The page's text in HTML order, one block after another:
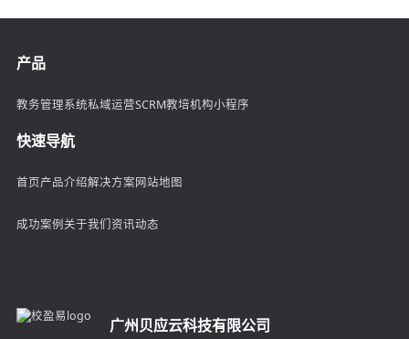
产品
教务管理系统私域运营SCRM教培机构小程序
快速导航
首页产品介绍解决方案网站地图
成功案例关于我们资讯动态
广州贝应云科技有限公司